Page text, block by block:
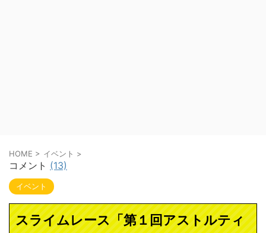
HOME > イベント >
コメント (13)
イベント
スライムレース「第１回アストルティ